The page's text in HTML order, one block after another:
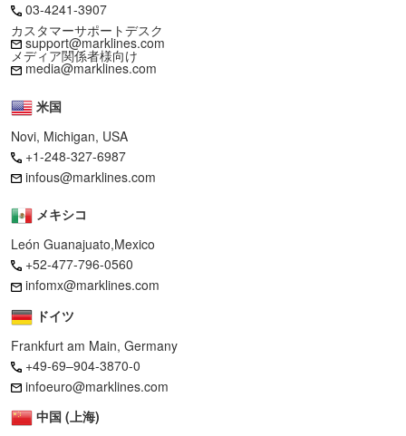
03-4241-3907
カスタマーサポートデスク
support@marklines.com
メディア関係者様向け
media@marklines.com
米国
Novi, Michigan, USA
+1-248-327-6987
infous@marklines.com
メキシコ
León Guanajuato,Mexico
+52-477-796-0560
infomx@marklines.com
ドイツ
Frankfurt am Main, Germany
+49-69–904-3870-0
infoeuro@marklines.com
中国 (上海)